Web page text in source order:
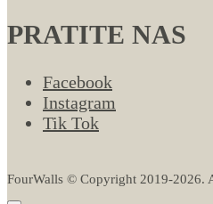
PRATITE NAS
Facebook
Instagram
Tik Tok